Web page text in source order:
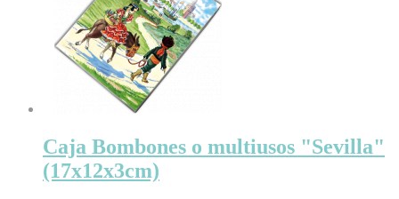
Caja Bombones o multiusos "Sevilla"
(17x12x3cm)